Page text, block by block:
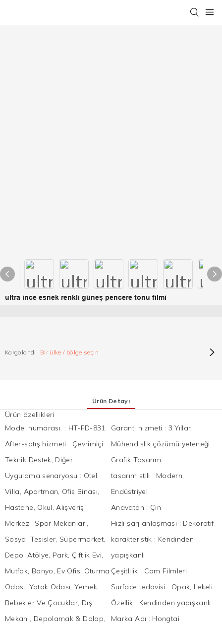
ultra ince esnek renkli güneş pencere tonu filmi
Kargolandı: Bir ülke / bölge seçin
Ürün Detayı
Ürün özellikleri
Model numarası. : HT-FD-831 Garanti hizmeti : 3 Yıllar
After-satış hizmeti : Çevrimiçi
Teknik Destek, Diğer
Mühendislik çözümü yeteneği :
Grafik Tasarım
Uygulama senaryosu : Otel,
Villa, Apartman, Ofis Binası,
Hastane, Okul, Alışveriş
Merkezi, Spor Mekanları,
Sosyal Tesisler, Süpermarket,
Depo, Atölye, Park, Çiftlik Evi,
Mutfak, Banyo, Ev Ofis, Oturma
Odası, Yatak Odası, Yemek,
Bebekler Ve Çocuklar, Dış
Mekan , Depolamak & Dolap,
tasarım stili : Modern,
Endüstriyel
Anavatan : Çin
Hızlı şarj anlaşması : Dekoratif
karakteristik : Kendinden
yapışkanlı
Çeşitlilik : Cam Filmleri
Surface tedavisi : Opak, Lekeli
Özellik : Kendinden yapışkanlı
Marka Adı : Hongtai